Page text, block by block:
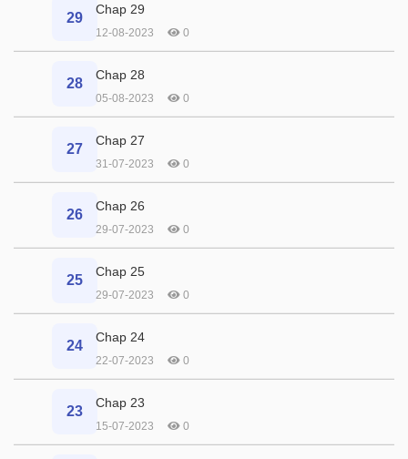
29
Chap 29
12-08-2023 0
28
Chap 28
05-08-2023 0
27
Chap 27
31-07-2023 0
26
Chap 26
29-07-2023 0
25
Chap 25
29-07-2023 0
24
Chap 24
22-07-2023 0
23
Chap 23
15-07-2023 0